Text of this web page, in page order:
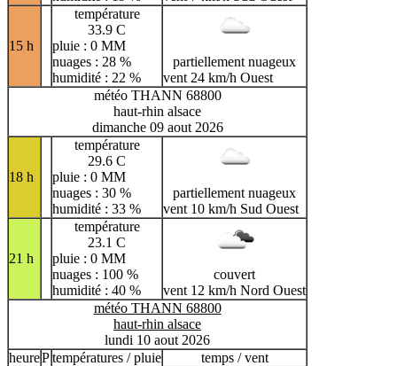
15 h
température
33.9 C
pluie : 0 MM
nuages : 28 %
humidité : 22 %
partiellement nuageux
vent 24 km/h Ouest
météo THANN 68800
haut-rhin alsace
dimanche 09 aout 2026
18 h
température
29.6 C
pluie : 0 MM
nuages : 30 %
humidité : 33 %
partiellement nuageux
vent 10 km/h Sud Ouest
21 h
température
23.1 C
pluie : 0 MM
nuages : 100 %
humidité : 40 %
couvert
vent 12 km/h Nord Ouest
météo THANN 68800
haut-rhin alsace
lundi 10 aout 2026
heurePtempératures / pluie temps / vent